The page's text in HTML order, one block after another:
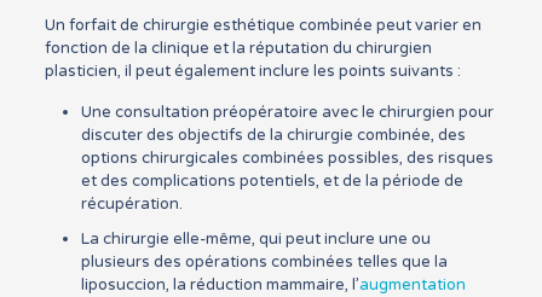
Un forfait de chirurgie esthétique combinée peut varier en
fonction de la clinique et la réputation du chirurgien
plasticien, il peut également inclure les points suivants :
Une consultation préopératoire avec le chirurgien pour
discuter des objectifs de la chirurgie combinée, des
options chirurgicales combinées possibles, des risques
et des complications potentiels, et de la période de
récupération.
La chirurgie elle-même, qui peut inclure une ou
plusieurs des opérations combinées telles que la
liposuccion, la réduction mammaire, l’augmentation